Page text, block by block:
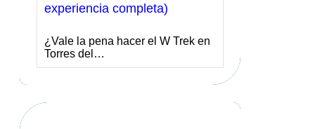
experiencia completa)
¿Vale la pena hacer el W Trek en
Torres del…